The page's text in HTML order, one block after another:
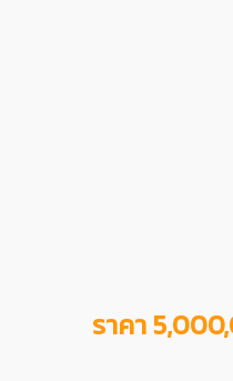
ราคา